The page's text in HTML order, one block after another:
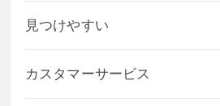
見つけやすい
カスタマーサービス